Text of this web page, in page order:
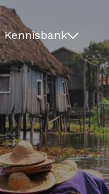
Kennisbank